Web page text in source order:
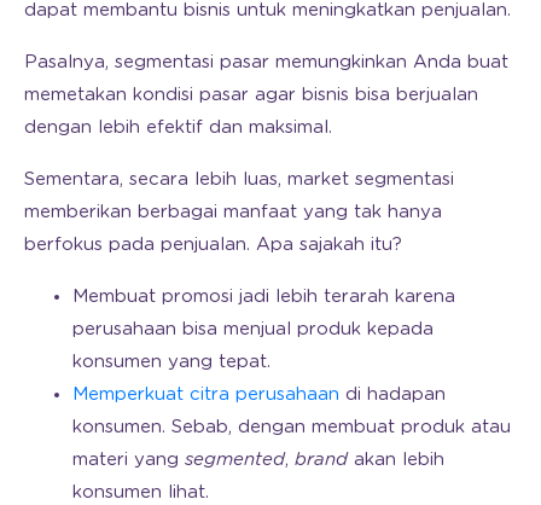
dapat membantu bisnis untuk meningkatkan penjualan.
Pasalnya, segmentasi pasar memungkinkan Anda buat
memetakan kondisi pasar agar bisnis bisa berjualan
dengan lebih efektif dan maksimal.
Sementara, secara lebih luas, market segmentasi
memberikan berbagai manfaat yang tak hanya
berfokus pada penjualan. Apa sajakah itu?
Membuat promosi jadi lebih terarah karena
perusahaan bisa menjual produk kepada
konsumen yang tepat.
Memperkuat citra perusahaan di hadapan
konsumen. Sebab, dengan membuat produk atau
materi yang segmented, brand akan lebih
konsumen lihat.